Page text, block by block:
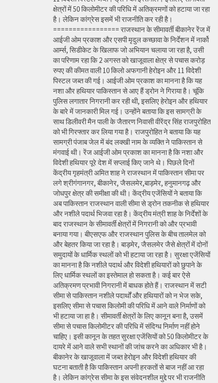
क्षेत्रों में 50 किलोमीटर की परिधि में अतिक्रमणों को हटाया जा रहा
है। लेकिन कांग्रेस इसमें भी राजनीति कर रही है।
================= राजस्थान के सीमावर्ती बीकानेर रेंज में
आईजी ओम प्रकाश और एसपी मृदुल कच्छावा के निर्देशन में नार्को
आर्म्स, सिडीकेट के खिलाफ जो अभियान चलाया जा रहा है, उसी
का परिणाम रहा कि 2 अगस्त को खाजूवाला क्षेत्र से पचास करोड़
रुपए की कीमत वाली 10 किलो अफगानी हेरोइन और 11 विदेशी
पिस्टल जब्त की गई। आईजी ओम प्रकाश का मानना है कि यह
नशा और हथियार पाकिस्तान से आए हैं ड्रोन ने गिराया है। चूंकि
पुलिस लगातार निगरानी कर रही थी, इसलिए हेरोइन और हथियार
के बारे में जानकारी मिल गई। उन्होंने बताया कि इस सामग्री के
साथ डिलीवरी मैन पाली के जैतारण निवासी वीरेंद्र सिंह राजपुरोहित
को भी गिरफ्तार कर लिया गया है। राजपुरोहित ने बताया कि यह
सामग्री पंजाब जेल में बंद लक्खी नाम के व्यक्ति ने पाकिस्तान से
मंगवाई थी। रेंज आईजी ओम प्रकाश का मानना है कि नशा और
विदेशी हथियार पूरे देश में सप्लाई किए जाने थे। पिछले दिनों
केंद्रीय गृहमंत्री अमित शाह ने राजस्थान में पाकिस्तान सीमा पर
लगे श्रीगंगानगर, बीकानेर, जैसलमेर,बाड़मेर, हनुमानगढ़ और
जोधपुर क्षेत्र की समीक्षा की थी। केंद्रीय एजेंसियों ने बताया कि
अब पाकिस्तान राजस्थान वाली सीमा से ड्रोन तकनीक से हथियार
और नशीले पदार्थ भिजवा रहा है। केंद्रीय मंत्री शाह के निर्देशों के
बाद राजस्थान के सीमावर्ती क्षेत्रों में निगरानी को और प्रभावी
बनाया गया। बीएसएफ और राजस्थान पुलिस के बीच तालमेल को
और बेहतर किया जा रहा है। बाड़मेर, जैसलमेर जैसे क्षेत्रों में दोनों
समुदायों के धार्मिक स्थलों को भी हटाया जा रहा है। सुरक्षा एजेंसियों
का मानना है कि नशीले पदार्थ और विदेशी हथियारों को छुपाने के
लिए धार्मिक स्थलों का इस्तेमाल हो सकता है। कई बार ऐसे
अतिक्रमण प्रभावी निगरानी में बाधक होते हैं। राजस्थान में सटी
सीमा से पाकिस्तान नशीले पदार्थों और हथियारों को न भेज सके,
इसलिए सीमा से पचास किलोमी की परिधि में आने वाले निर्माणों को
भी हटाया जा हा है। सीमावर्ती क्षेत्रों के लिए कानून बना है, उसमें
सीमा से पचास किलोमीटर की परिधि में संदिग्ध निर्माण नहीं होने
चाहिए। इसी कानून के तहत सुरक्षा एजेंसियों को 50 किलोमीटर के
दायरे में आने वाले सभी स्थानों की जांच करने का अधिकार भी है।
बीकानेर के खाजूवाला में जब्त हेरोइन और विदेशी हथियार की
घटना बताती है कि पाकिस्तान अपनी हरकतों से बाज नहीं आ रहा
है। लेकिन कांग्रेस सीमा के इस संवेदनशील मुद्दे पर भी राजनीति